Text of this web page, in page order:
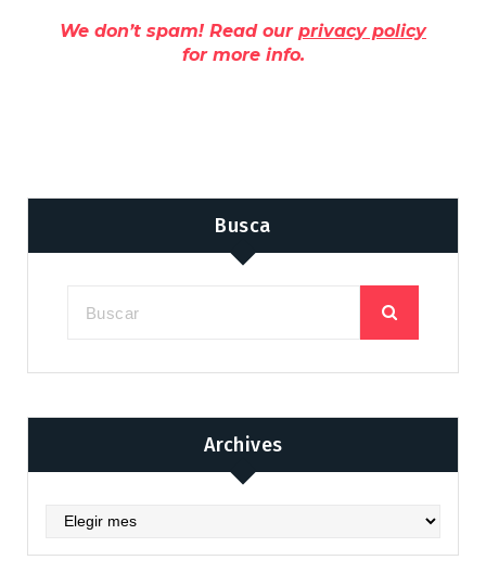
We don’t spam! Read our privacy policy
for more info.
Busca
Archives
Archives